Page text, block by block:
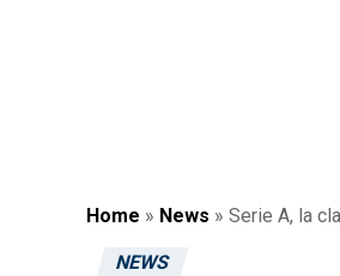
Home » News » Serie A, la
NEWS